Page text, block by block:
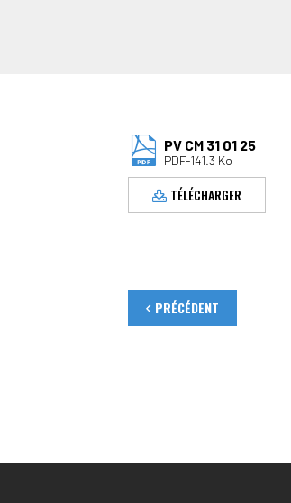
PV CM 31 01 25
PDF-141.3 Ko
TÉLÉCHARGER
PRÉCÉDENT